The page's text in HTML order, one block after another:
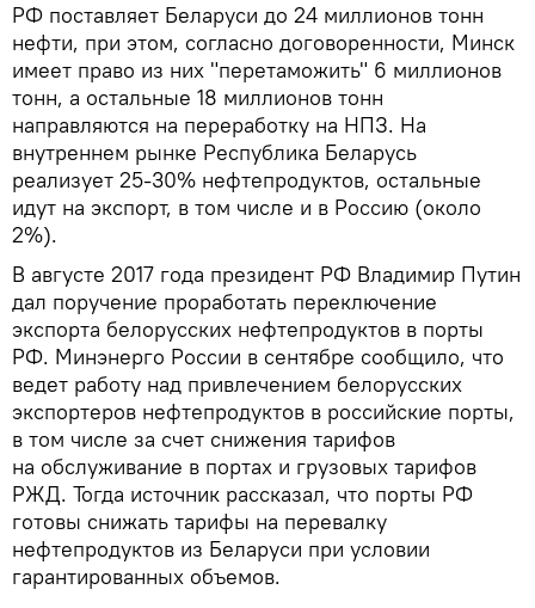
РФ поставляет Беларуси до 24 миллионов тонн
нефти, при этом, согласно договоренности, Минск
имеет право из них "перетаможить" 6 миллионов
тонн, а остальные 18 миллионов тонн
направляются на переработку на НПЗ. На
внутреннем рынке Республика Беларусь
реализует 25-30% нефтепродуктов, остальные
идут на экспорт, в том числе и в Россию (около
2%).
В августе 2017 года президент РФ Владимир Путин
дал поручение проработать переключение
экспорта белорусских нефтепродуктов в порты
РФ. Минэнерго России в сентябре сообщило, что
ведет работу над привлечением белорусских
экспортеров нефтепродуктов в российские порты,
в том числе за счет снижения тарифов
на обслуживание в портах и грузовых тарифов
РЖД. Тогда источник рассказал, что порты РФ
готовы снижать тарифы на перевалку
нефтепродуктов из Беларуси при условии
гарантированных объемов.